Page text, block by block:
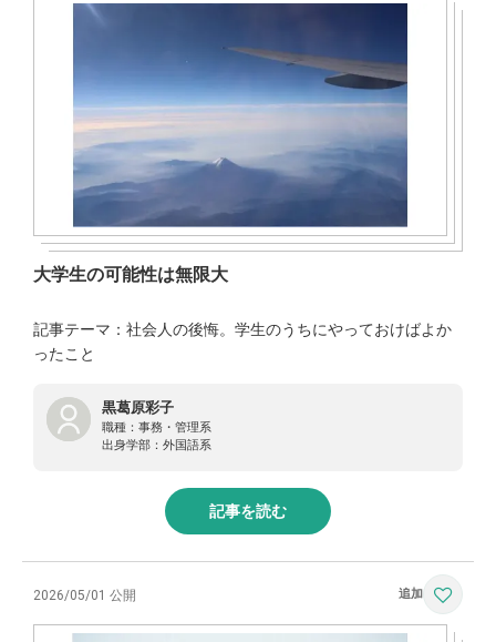
大学生の可能性は無限大
記事テーマ：社会人の後悔。学生のうちにやっておけばよか
ったこと
黒葛原彩子
職種： 事務・管理系
出身学部： 外国語系
記事を読む
2026/05/01 公開